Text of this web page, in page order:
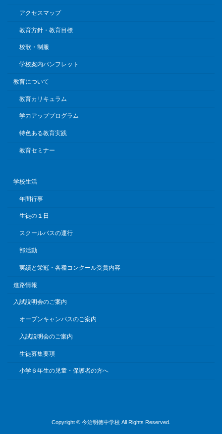
アクセスマップ
教育方針・教育目標
校歌・制服
学校案内パンフレット
教育について
教育カリキュラム
学力アッププログラム
特色ある教育実践
教育セミナー
学校生活
年間行事
生徒の１日
スクールバスの運行
部活動
実績と栄冠・各種コンクール受賞内容
進路情報
入試説明会のご案内
オープンキャンパスのご案内
入試説明会のご案内
生徒募集要項
小学６年生の児童・保護者の方へ
Copyright © 今治明徳中学校 All Rights Reserved.